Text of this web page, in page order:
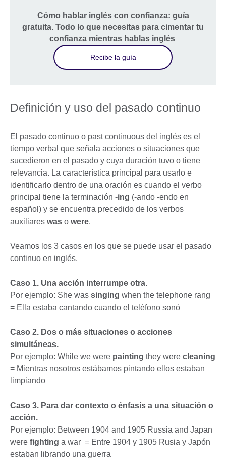
Cómo hablar inglés con confianza: guía
gratuita. Todo lo que necesitas para cimentar tu
confianza mientras hablas inglés
Recibe la guía
Definición y uso del pasado continuo
El pasado continuo o past continuous del inglés es el
tiempo verbal que señala acciones o situaciones que
sucedieron en el pasado y cuya duración tuvo o tiene
relevancia. La característica principal para usarlo e
identificarlo dentro de una oración es cuando el verbo
principal tiene la terminación -ing (-ando -endo en
español) y se encuentra precedido de los verbos
auxiliares was o were.
Veamos los 3 casos en los que se puede usar el pasado
continuo en inglés.
Caso 1. Una acción interrumpe otra.
Por ejemplo: She was singing when the telephone rang
= Ella estaba cantando cuando el teléfono sonó
Caso 2. Dos o más situaciones o acciones
simultáneas.
Por ejemplo: While we were painting they were cleaning
= Mientras nosotros estábamos pintando ellos estaban
limpiando
Caso 3. Para dar contexto o énfasis a una situación o
acción.
Por ejemplo: Between 1904 and 1905 Russia and Japan
were fighting a war = Entre 1904 y 1905 Rusia y Japón
estaban librando una guerra